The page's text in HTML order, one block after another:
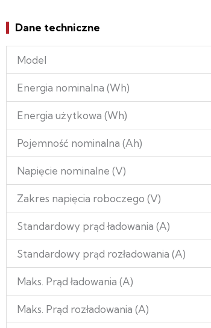
Dane techniczne
Model
Energia nominalna (Wh)
Energia użytkowa (Wh)
Pojemność nominalna (Ah)
Napięcie nominalne (V)
Zakres napięcia roboczego (V)
Standardowy prąd ładowania (A)
Standardowy prąd rozładowania (A)
Maks. Prąd ładowania (A)
Maks. Prąd rozładowania (A)